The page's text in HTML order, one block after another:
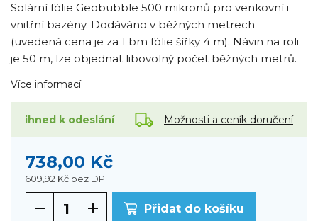
Solární fólie Geobubble 500 mikronů pro venkovní i
vnitřní bazény. Dodáváno v běžných metrech
(uvedená cena je za 1 bm fólie šířky 4 m). Návin na roli
je 50 m, lze objednat libovolný počet běžných metrů.
Více informací
ihned k odeslání Možnosti a ceník doručení
738,00 Kč
609,92 Kč bez DPH
Přidat do košíku